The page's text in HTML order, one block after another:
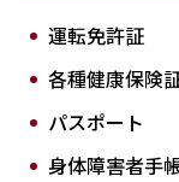
運転免許証
各種健康保険
パスポート
身体障害者手